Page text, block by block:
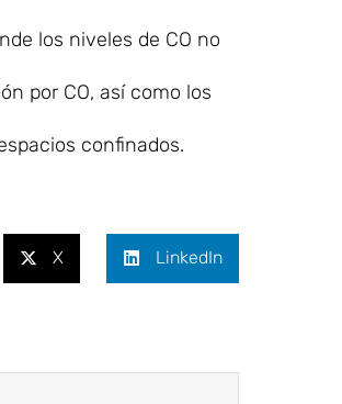
los niveles de CO no
por CO, así como los
confinados.
X LinkedIn